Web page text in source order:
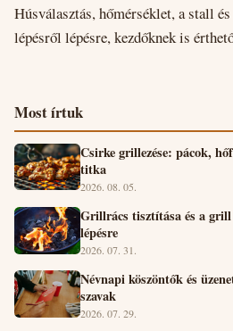
Húsválasztás, hőmérséklet, a stall
lépésről lépésre, kezdőknek is
Most írtuk
Csirke grillezése: pácok,
titka
2026. 08. 05.
Grillrács tisztítása és a
lépésre
2026. 07. 31.
Névnapi köszöntők és
szavak
2026. 07. 29.